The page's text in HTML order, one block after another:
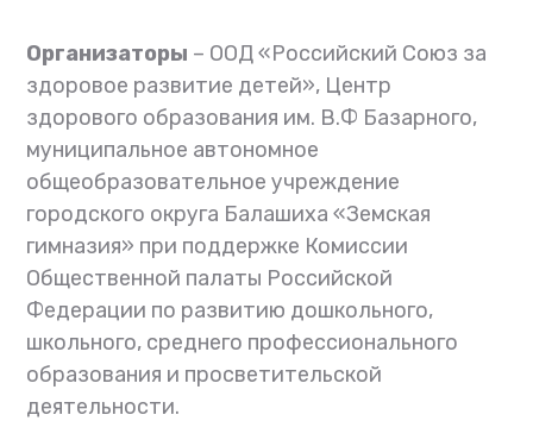
Организаторы – ООД «Российский Союз за
здоровое развитие детей», Центр
здорового образования им. В.Ф Базарного,
муниципальное автономное
общеобразовательное учреждение
городского округа Балашиха «Земская
гимназия» при поддержке Комиссии
Общественной палаты Российской
Федерации по развитию дошкольного,
школьного, среднего профессионального
образования и просветительской
деятельности.